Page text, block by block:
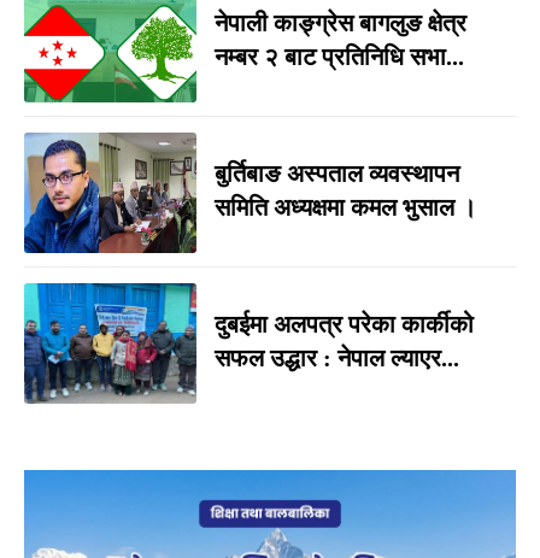
नेपाली काङ्ग्रेस बागलुङ क्षेत्र
नम्बर २ बाट प्रतिनिधि सभा...
बुर्तिबाङ अस्पताल व्यवस्थापन
समिति अध्यक्षमा कमल भुसाल ।
दुबईमा अलपत्र परेका कार्कीको
सफल उद्धार : नेपाल ल्याएर...